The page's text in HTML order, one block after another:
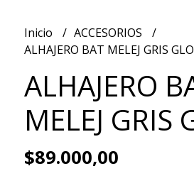
Inicio
ACCESORIOS
ALHAJERO BAT MELEJ GRIS
ALHAJERO
MELEJ GRIS
$89.000,00